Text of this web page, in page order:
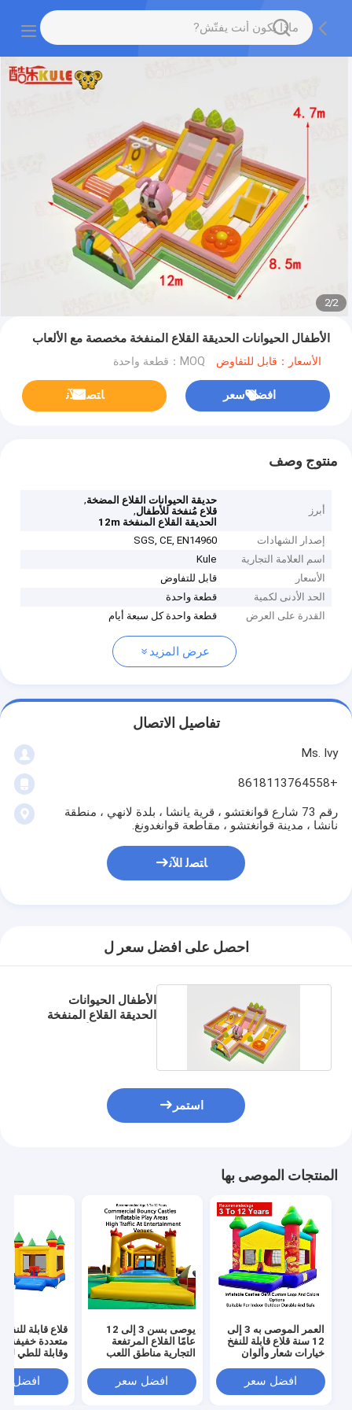
2
/
2
الأطفال الحيوانات الحديقة القلاع المنفخة مخصصة مع الألعاب
الأسعار：قابل للتفاوض MOQ：قطعة واحدة
افضل سعر ﺎﺘﺼﻟ ﺍﻶﻧ
منتوج وصف
أبرز
حديقة الحيوانات القلاع المضخة,
قلاع مُنفخة للأطفال,
الحديقة القلاع المنفخة 12m
إصدار الشهادات
SGS, CE, EN14960
اسم العلامة التجارية
Kule
الأسعار
قابل للتفاوض
الحد الأدنى لكمية
قطعة واحدة
القدرة على العرض
قطعة واحدة كل سبعة أيام
عرض المزيد
تفاصيل الاتصال
Ms. Ivy
+8618113764558
رقم 73 شارع قوانغتشو ، قرية يانشا ، بلدة لانهي ، منطقة
نانشا ، مدينة قوانغتشو ، مقاطعة قوانغدونغ.
ﺎﺘﺼﻟ ﺍﻶﻧ
احصل على افضل سعر ل
الأطفال الحيوانات
الحديقة القلاع المنفخة
استمر
المنتجات الموصى بها
العمر الموصى به 3 إلى
12 سنة قلاع قابلة للنفخ
خيارات شعار وألوان
المصنعة الأصلية مناسبة
للاستخدام الداخلي
افضل سعر
يوصى بسن 3 إلى 12
عامًا القلاع المرتفعة
التجارية مناطق اللعب
لحركة المرور الكبيرة في
أماكن الترفيه
افضل سعر
قلاع قابلة للنفخ
متعددة خفيفة
وقابلة للطي
للمناسبات
افضل